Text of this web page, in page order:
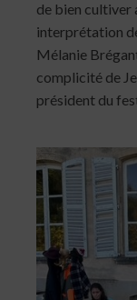
de bien cultiver
interprétation
Mélanie
complicité de
président du